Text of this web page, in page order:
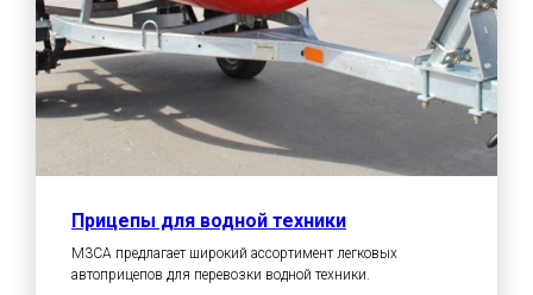
Прицепы для водной техники
М3СА предлагает широкий ассортимент легковых
автоприцепов для перевозки водной техники.